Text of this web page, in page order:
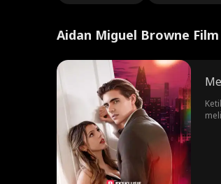
Aidan Miguel Browne Film